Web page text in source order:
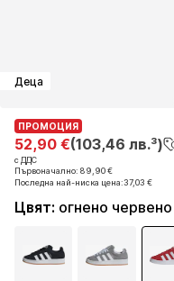
Деца
ПРОМОЦИЯ
52,90 €(103,46 лв.³)
с ДДС
Първоначално: 89,90 €
Последна най-ниска цена:37,03 €
ПРОМОЦИЯ
52,90 €(103,46 лв.³)
с ДДС
Първоначално: 89,90 €
Последна най-ниска цена:37,03 €
Цвят: огнено червено